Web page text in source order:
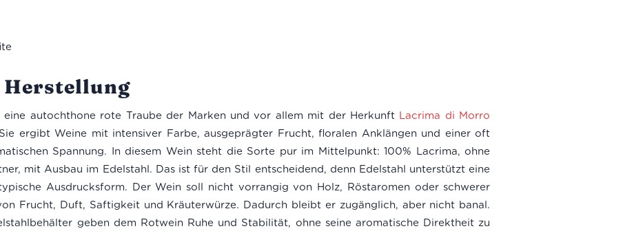
Herstellung
autochthone rote Traube der Marken und vor allem mit der Herkunft Lacrima di Morro
ergibt Weine mit intensiver Farbe, ausgeprägter Frucht, floralen Anklängen und einer oft
Spannung. In diesem Wein steht die Sorte pur im Mittelpunkt: 100% Lacrima, ohne
mit Ausbau im Edelstahl. Das ist für den Stil entscheidend, denn Edelstahl unterstützt eine
Ausdrucksform. Der Wein soll nicht vorrangig von Holz, Röstaromen oder schwerer
Frucht, Duft, Saftigkeit und Kräuterwürze. Dadurch bleibt er zugänglich, aber nicht banal.
geben dem Rotwein Ruhe und Stabilität, ohne seine aromatische Direktheit zu